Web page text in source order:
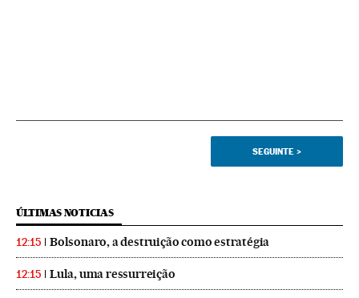
SEGUINTE >
ÚLTIMAS NOTICIAS
12:15 Bolsonaro, a destruição como estratégia
12:15 Lula, uma ressurreição